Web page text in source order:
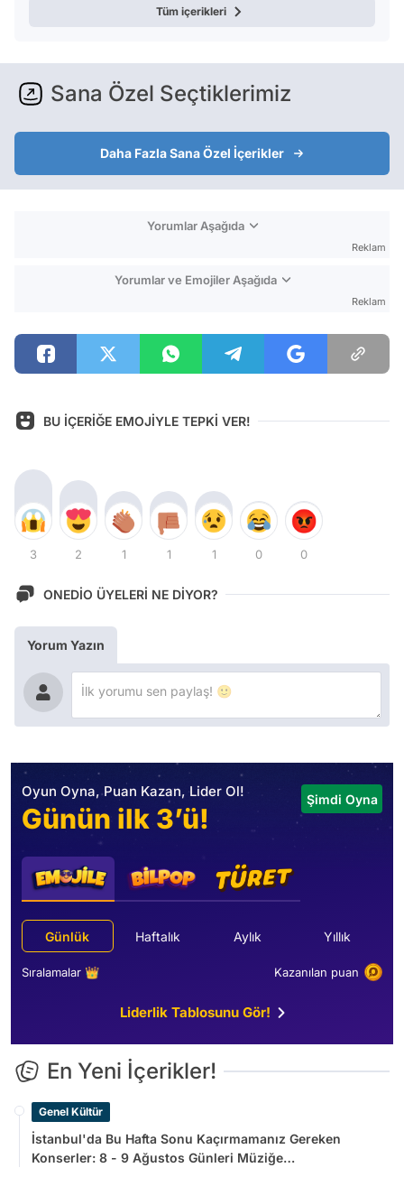
Tüm içerikleri
Sana Özel Seçtiklerimiz
Daha Fazla Sana Özel İçerikler
Yorumlar Aşağıda
Reklam
Yorumlar ve Emojiler Aşağıda
Reklam
BU İÇERİĞE EMOJİYLE TEPKİ VER!
3 2 1 1 1 0 0
ONEDİO ÜYELERİ NE DİYOR?
Yorum Yazın
Oyun Oyna, Puan Kazan, Lider Ol!
Günün ilk 3’ü!
Şimdi Oyna
Günlük Haftalık Aylık Yıllık
Sıralamalar 👑 Kazanılan puan
Liderlik Tablosunu Gör!
En Yeni İçerikler!
Genel Kültür
İstanbul'da Bu Hafta Sonu Kaçırmamanız Gereken
Konserler: 8 - 9 Ağustos Günleri Müziğe